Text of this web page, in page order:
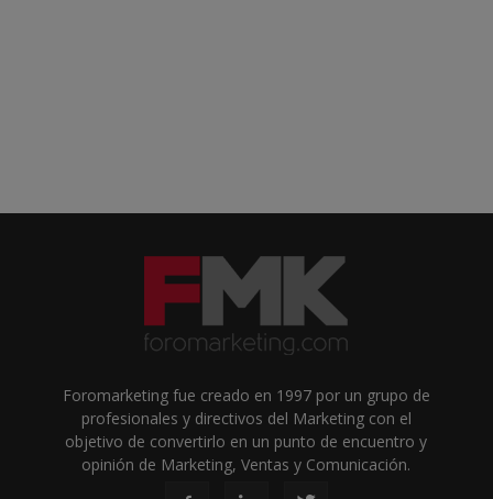
Foromarketing fue creado en 1997 por un grupo de
profesionales y directivos del Marketing con el
objetivo de convertirlo en un punto de encuentro y
opinión de Marketing, Ventas y Comunicación.